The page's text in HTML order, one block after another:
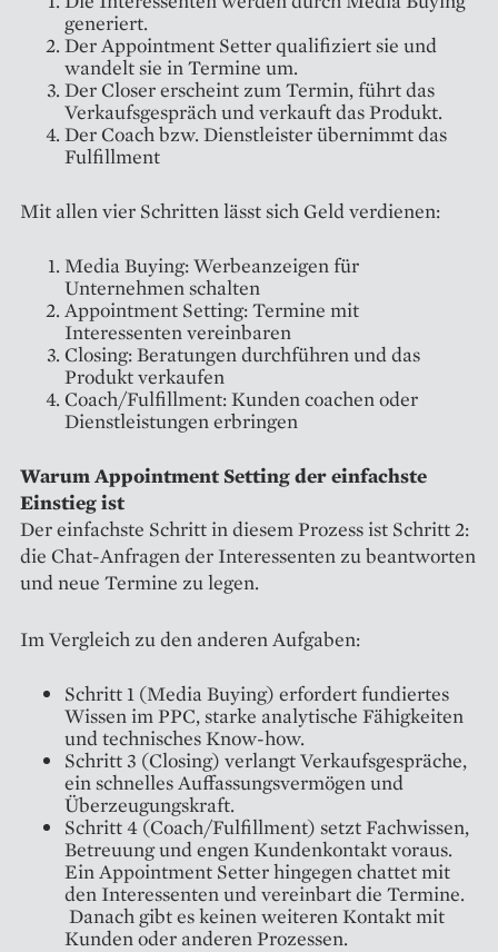
generiert.
Der Appointment Setter qualifiziert sie und
wandelt sie in Termine um.
Der Closer erscheint zum Termin, führt das
Verkaufsgespräch und verkauft das Produkt.
Der Coach bzw. Dienstleister übernimmt das
Fulfillment
Mit allen vier Schritten lässt sich Geld verdienen:
Media Buying: Werbeanzeigen für
Unternehmen schalten
Appointment Setting: Termine mit
Interessenten vereinbaren
Closing: Beratungen durchführen und das
Produkt verkaufen
Coach/Fulfillment: Kunden coachen oder
Dienstleistungen erbringen
Warum Appointment Setting der einfachste
Einstieg ist
Der einfachste Schritt in diesem Prozess ist Schritt 2:
die Chat-Anfragen der Interessenten zu beantworten
und neue Termine zu legen.
Im Vergleich zu den anderen Aufgaben:
Schritt 1 (Media Buying) erfordert fundiertes
Wissen im PPC, starke analytische Fähigkeiten
und technisches Know-how.
Schritt 3 (Closing) verlangt Verkaufsgespräche,
ein schnelles Auffassungsvermögen und
Überzeugungskraft.
Schritt 4 (Coach/Fulfillment) setzt Fachwissen,
Betreuung und engen Kundenkontakt voraus.
Ein Appointment Setter hingegen chattet mit
den Interessenten und vereinbart die Termine.
Danach gibt es keinen weiteren Kontakt mit
Kunden oder anderen Prozessen.